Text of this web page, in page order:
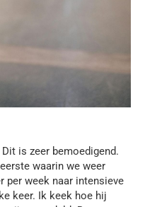
is zeer bemoedigend.
waarin we weer
per week naar intensieve
keer. Ik keek hoe hij